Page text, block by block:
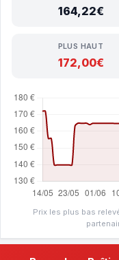
164,22€
PLUS HAUT
172,00€
Prix les plus bas